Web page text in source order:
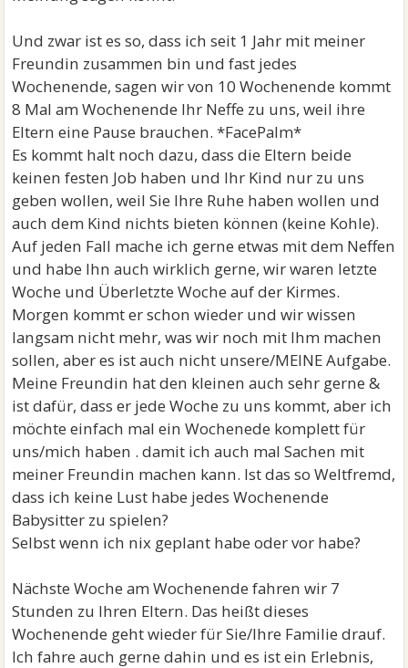
Und zwar ist es so, dass ich seit 1 Jahr mit meiner
Freundin zusammen bin und fast jedes
Wochenende, sagen wir von 10 Wochenende kommt
8 Mal am Wochenende Ihr Neffe zu uns, weil ihre
Eltern eine Pause brauchen. *FacePalm*
Es kommt halt noch dazu, dass die Eltern beide
keinen festen Job haben und Ihr Kind nur zu uns
geben wollen, weil Sie Ihre Ruhe haben wollen und
auch dem Kind nichts bieten können (keine Kohle).
Auf jeden Fall mache ich gerne etwas mit dem Neffen
und habe Ihn auch wirklich gerne, wir waren letzte
Woche und Überletzte Woche auf der Kirmes.
Morgen kommt er schon wieder und wir wissen
langsam nicht mehr, was wir noch mit Ihm machen
sollen, aber es ist auch nicht unsere/MEINE Aufgabe.
Meine Freundin hat den kleinen auch sehr gerne &
ist dafür, dass er jede Woche zu uns kommt, aber ich
möchte einfach mal ein Wochenede komplett für
uns/mich haben . damit ich auch mal Sachen mit
meiner Freundin machen kann. Ist das so Weltfremd,
dass ich keine Lust habe jedes Wochenende
Babysitter zu spielen?
Selbst wenn ich nix geplant habe oder vor habe?
Nächste Woche am Wochenende fahren wir 7
Stunden zu Ihren Eltern. Das heißt dieses
Wochenende geht wieder für Sie/Ihre Familie drauf.
Ich fahre auch gerne dahin und es ist ein Erlebnis,